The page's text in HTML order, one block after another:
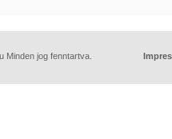
Minden jog fenntartva.